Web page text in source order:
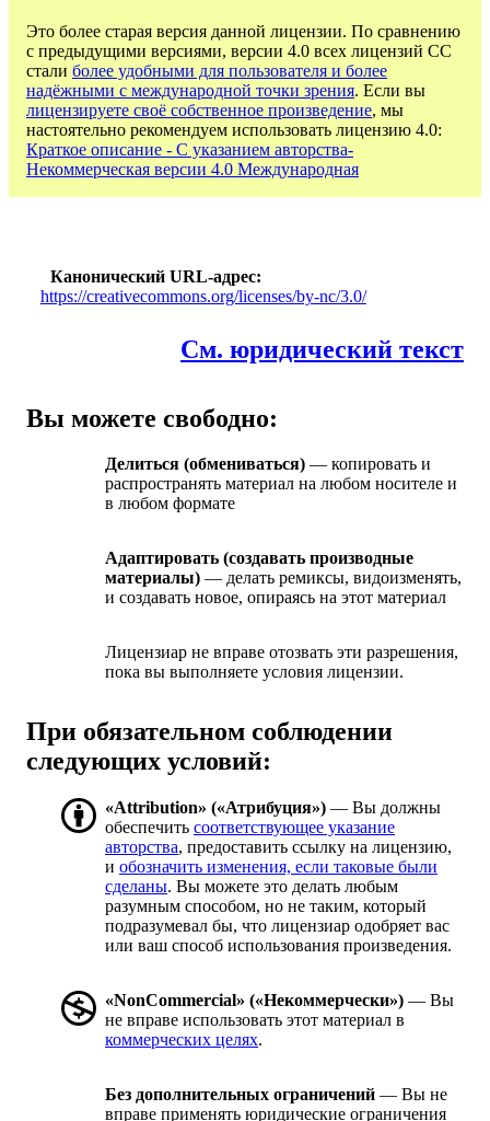
Это более старая версия данной лицензии. По сравнению
с предыдущими версиями, версии 4.0 всех лицензий CC
стали более удобными для пользователя и более
надёжными с международной точки зрения. Если вы
лицензируете своё собственное произведение, мы
настоятельно рекомендуем использовать лицензию 4.0:
Краткое описание - С указанием авторства-
Некоммерческая версии 4.0 Международная
Канонический URL-адрес
https://creativecommons.org/licenses/by-nc/3.0/
См. юридический текст
Вы можете свободно:
Делиться (обмениваться) — копировать и
распространять материал на любом носителе и
в любом формате
Адаптировать (создавать производные
материалы) — делать ремиксы, видоизменять,
и создавать новое, опираясь на этот материал
Лицензиар не вправе отозвать эти разрешения,
пока вы выполняете условия лицензии.
При обязательном соблюдении
следующих условий:
«Attribution» («Атрибуция») — Вы должны
обеспечить соответствующее указание
авторства, предоставить ссылку на лицензию,
и обозначить изменения, если таковые были
сделаны. Вы можете это делать любым
разумным способом, но не таким, который
подразумевал бы, что лицензиар одобряет вас
или ваш способ использования произведения.
«NonCommercial» («Некоммерчески») — Вы
не вправе использовать этот материал в
коммерческих целях.
Без дополнительных ограничений — Вы не
вправе применять юридические ограничения